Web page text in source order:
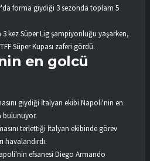
forma giydiği 3 sezonda toplam 5
3 kez Süper Lig şampiyonluğu yaşarken,
Süper Kupası zaferi gördü.
en golcü
giydiği İtalyan ekibi Napoli'nin en
bulunuyor.
terlettiği İtalyan ekibinde görev
havalandırdı.
efsanesi Diego Armando